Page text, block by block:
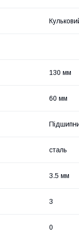
130 мм
60 мм
сталь
3.5 мм
3
0